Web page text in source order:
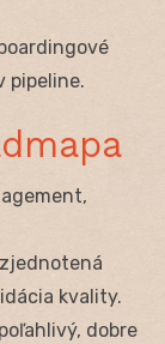
pipeline.
kvality.
dobre